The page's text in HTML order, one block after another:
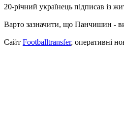
20-річний українець підписав із
Варто зазначити, що Панчишин -
Сайт Footballtransfer, оперативні